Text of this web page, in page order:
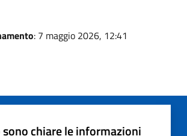
: 7 maggio 2026, 12:41
sono chiare le informazioni